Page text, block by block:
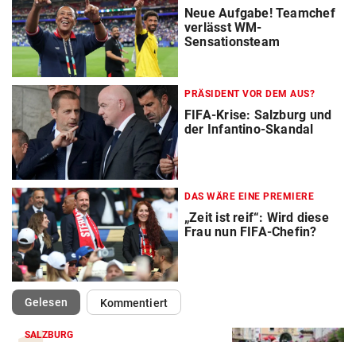
Neue Aufgabe! Teamchef
verlässt WM-
Sensationsteam
PRÄSIDENT VOR DEM AUS?
FIFA-Krise: Salzburg und
der Infantino-Skandal
DAS WÄRE EINE PREMIERE
„Zeit ist reif“: Wird diese
Frau nun FIFA-Chefin?
Gelesen(ausgewählt)Kommentiert
SALZBURG